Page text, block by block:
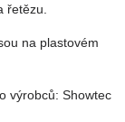
řetězu.
na plastovém
výrobců: Showtec